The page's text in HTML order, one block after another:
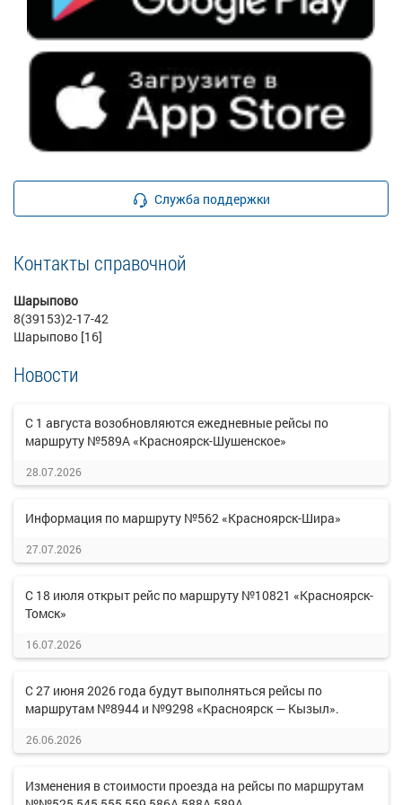
Служба поддержки
Контакты справочной
Шарыпово
8(39153)2-17-42
Шарыпово [16]
Новости
С 1 августа возобновляются ежедневные рейсы по
маршруту №589А «Красноярск-Шушенское»
28.07.2026
Информация по маршруту №562 «Красноярск-Шира»
27.07.2026
С 18 июля открыт рейс по маршруту №10821 «Красноярск-
Томск»
16.07.2026
С 27 июня 2026 года будут выполняться рейсы по
маршрутам №8944 и №9298 «Красноярск — Кызыл».
26.06.2026
Изменения в стоимости проезда на рейсы по маршрутам